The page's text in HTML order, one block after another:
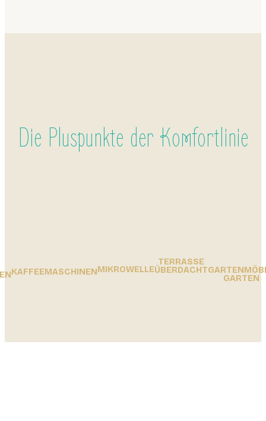
Die Pluspunkte der Komfortlinie
KAFFEEMASCHINENMIKROWELLE
TERRASSE
ÜBERDACHT
GARTEN